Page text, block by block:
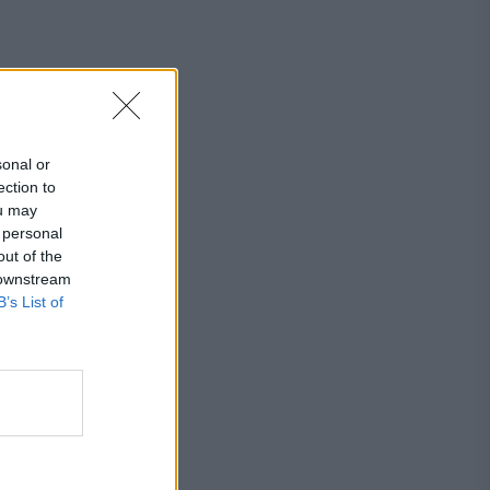
or
to
may
of the
List of